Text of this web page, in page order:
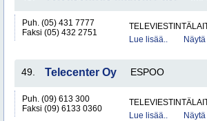
Puh. (05) 431 7777
Faksi (05) 432 2751
Lue lisää..
49. Telecenter Oy ESPOO
Puh. (09) 613 300
Faksi (09) 6133 0360
Lue lisää..